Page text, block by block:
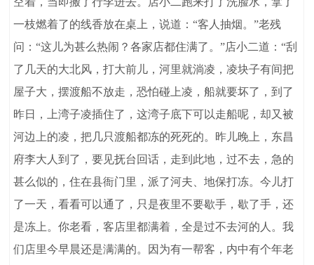
一枝燃着了的线香放在桌上，说道：“客人抽烟。”老残
问：“这儿为甚么热闹？各家店都住满了。”店小二道：“刮
了几天的大北风，打大前儿，河里就淌凌，凌块子有间把
屋子大，摆渡船不放走，恐怕碰上凌，船就要坏了，到了
昨日，上湾子凌插住了，这湾子底下可以走船呢，却又被
河边上的凌，把几只渡船都冻的死死的。昨儿晚上，东昌
府李大人到了，要见抚台回话，走到此地，过不去，急的
甚么似的，住在县衙门里，派了河夫、地保打冻。今儿打
了一天，看看可以通了，只是夜里不要歇手，歇了手，还
是冻上。你老看，客店里都满着，全是过不去河的人。我
们店里今早晨还是满满的。因为有一帮客，内中有个年老